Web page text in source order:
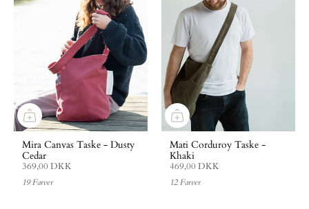
Mira Canvas Taske - Dusty
Cedar
369,00 DKK
19 Farver
Mati Corduroy Taske -
Khaki
469,00 DKK
12 Farver